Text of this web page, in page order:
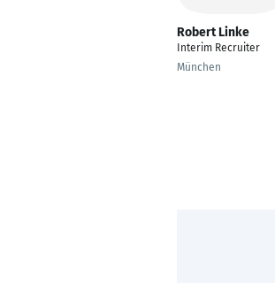
Robert Linke
Interim Recruiter
München